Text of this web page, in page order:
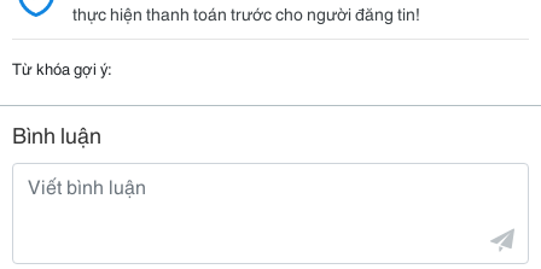
thực hiện thanh toán trước cho người đăng tin!
Từ khóa gợi ý:
Bình luận